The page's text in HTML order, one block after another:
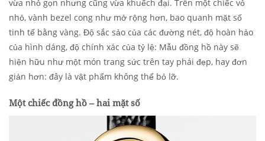
vừa nhỏ gọn nhưng cũng vừa khuếch đại. Trên một chiếc vỏ
nhỏ, vành bezel cong như mở rộng hơn, bao quanh mặt số
tinh tế bằng vàng. Độ sắc sảo của các đường nét, độ hoàn hảo
của hình dáng, độ chính xác của tỷ lệ: Mẫu đồng hồ này sẽ
hiện hữu như một món trang sức trên tay phái đẹp, hay đơn
giản hơn: đây là vật phẩm không thể bỏ lỡ.
Một chiếc đồng hồ – hai mặt số